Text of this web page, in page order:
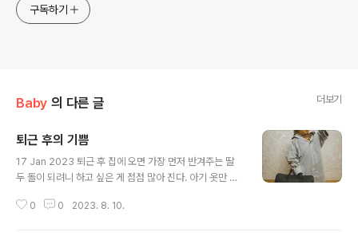
구독하기
Baby 의 다른 글 더보기
퇴근 후의 기쁨
17 Jan 2023 퇴근 후 집에 오면 가장 먼저 반겨주는 딸
두 돌이 되려니 하고 싶은 게 점점 많아 진다. 아기 옷만 입
는데 그게 마음에 들었는지 가끔 내 옷이나 와이프 옷을 입
0 0 2023. 8. 10.